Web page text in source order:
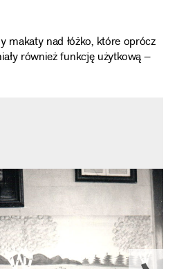
makaty nad łóżko, które oprócz
również funkcję użytkową –